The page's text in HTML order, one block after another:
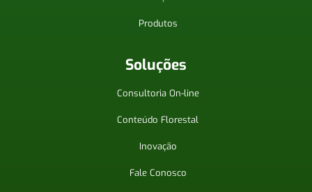
Produtos
Soluções
Consultoria On-line
Conteúdo Florestal
Inovação
Fale Conosco